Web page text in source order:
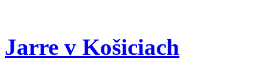
Jarre v Košiciach